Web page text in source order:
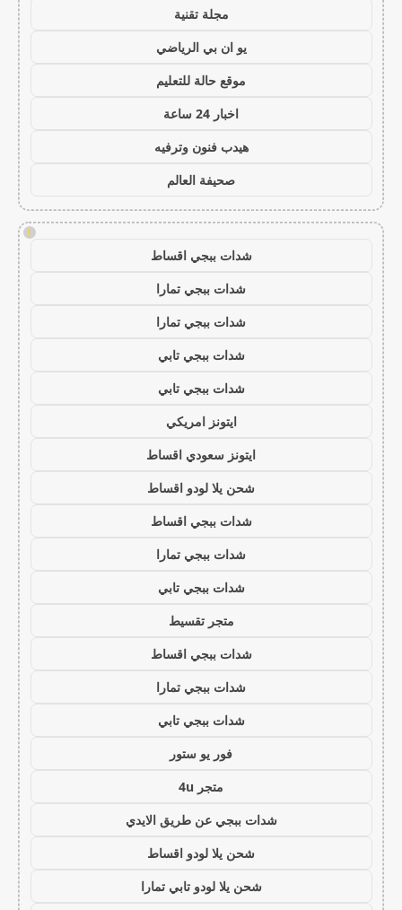
مجلة تقنية
يو ان بي الرياضي
موقع حالة للتعليم
اخبار 24 ساعة
هيدب فنون وترفيه
صحيفة العالم
!
شدات ببجي اقساط
شدات ببجي تمارا
شدات ببجي تمارا
شدات ببجي تابي
شدات ببجي تابي
ايتونز امريكي
ايتونز سعودي اقساط
شحن يلا لودو اقساط
شدات ببجي اقساط
شدات ببجي تمارا
شدات ببجي تابي
متجر تقسيط
شدات ببجي اقساط
شدات ببجي تمارا
شدات ببجي تابي
فور يو ستور
متجر 4u
شدات ببجي عن طريق الايدي
شحن يلا لودو اقساط
شحن يلا لودو تابي تمارا